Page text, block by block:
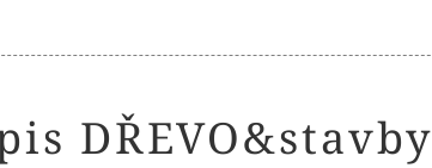
DŘEVO&stavby